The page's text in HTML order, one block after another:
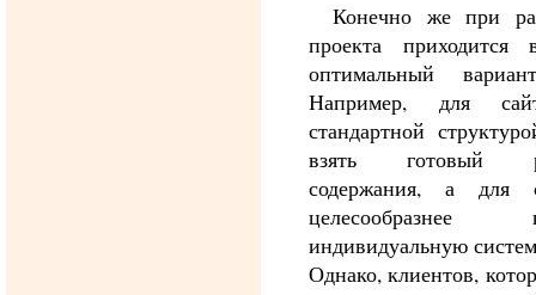
Конечно же при
проекта приходится
оптимальный
Например, для
стандартной
взять готовый
содержания, а для
целесообразнее
индивидуальную
Однако, клиентов,